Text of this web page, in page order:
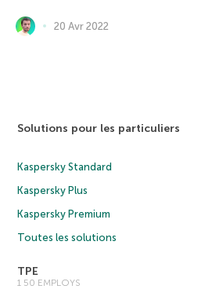
20 Avr 2022
Solutions pour les particuliers
Kaspersky Standard
Kaspersky Plus
Kaspersky Premium
Toutes les solutions
TPE
1 50 EMPLOYS